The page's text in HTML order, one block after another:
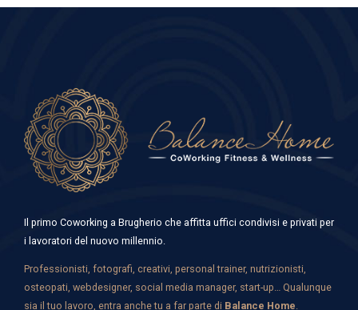
Il primo Coworking a Brugherio che affitta uffici condivisi e privati per
i lavoratori del nuovo millennio.
Professionisti, fotografi, creativi, personal trainer, nutrizionisti,
osteopati, webdesigner, social media manager, start-up… Qualunque
sia il tuo lavoro, entra anche tu a far parte di Balance Home.